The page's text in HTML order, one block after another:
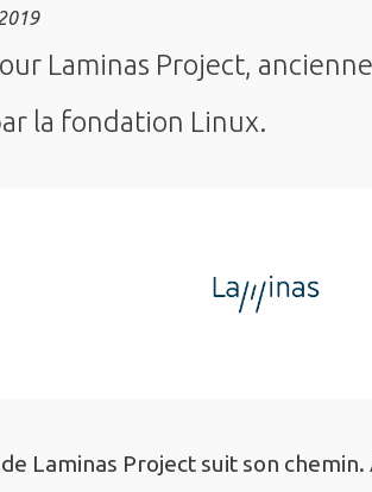
Laminas Project,
la fondation Linux.
Laminas Project suit son